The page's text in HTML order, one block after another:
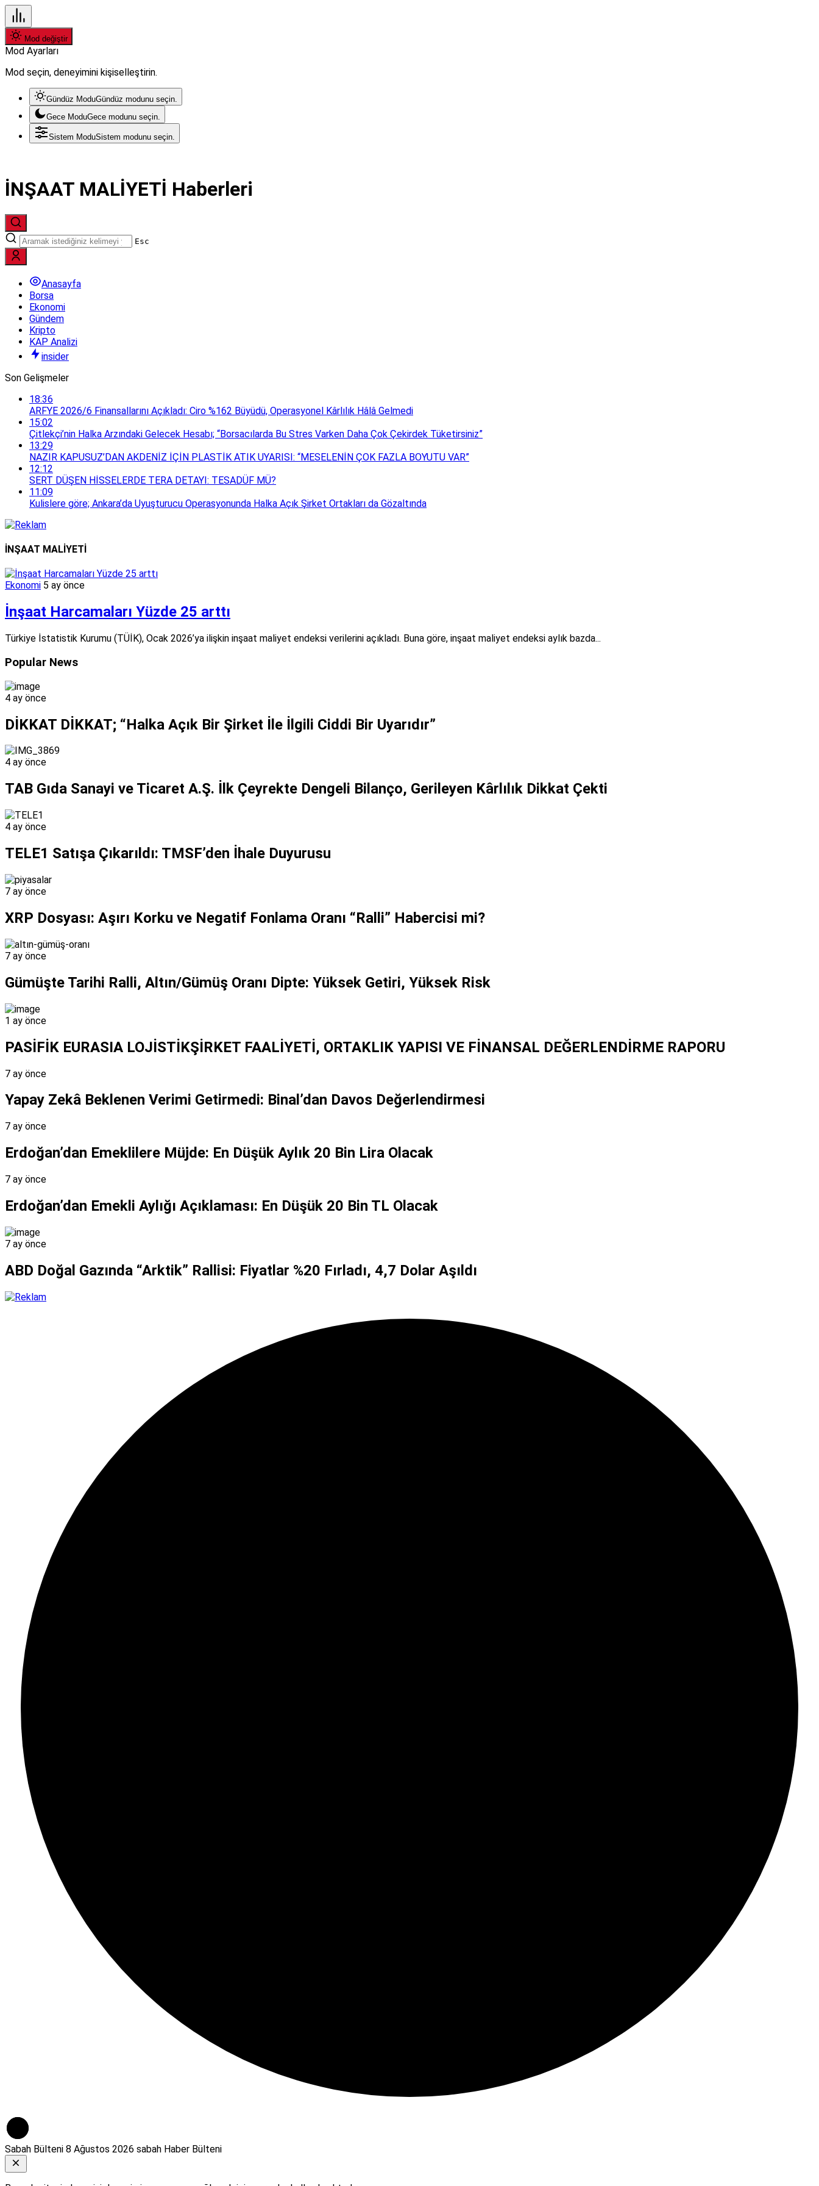
Mod değiştir
Mod Ayarları
Mod seçin, deneyimini kişiselleştirin.
Gündüz ModuGündüz modunu seçin.
Gece ModuGece modunu seçin.
Sistem ModuSistem modunu seçin.
İNŞAAT MALİYETİ Haberleri
Esc
Anasayfa
Borsa
Ekonomi
Gündem
Kripto
KAP Analizi
insider
Son Gelişmeler
18:36
ARFYE 2026/6 Finansallarını Açıkladı: Ciro %162 Büyüdü, Operasyonel Kârlılık Hâlâ Gelmedi
15:02
Çitlekçi’nin Halka Arzındaki Gelecek Hesabı; “Borsacılarda Bu Stres Varken Daha Çok Çekirdek Tüketirsiniz”
13:29
NAZIR KAPUSUZ’DAN AKDENİZ İÇİN PLASTİK ATIK UYARISI: “MESELENİN ÇOK FAZLA BOYUTU VAR”
12:12
SERT DÜŞEN HİSSELERDE TERA DETAYI: TESADÜF MÜ?
11:09
Kulislere göre; Ankara’da Uyuşturucu Operasyonunda Halka Açık Şirket Ortakları da Gözaltında
İNŞAAT MALİYETİ
Ekonomi 5 ay önce
İnşaat Harcamaları Yüzde 25 arttı
Türkiye İstatistik Kurumu (TÜİK), Ocak 2026’ya ilişkin inşaat maliyet endeksi verilerini açıkladı. Buna göre, inşaat maliyet endeksi aylık bazda...
Popular News
4 ay önce
DİKKAT DİKKAT; “Halka Açık Bir Şirket İle İlgili Ciddi Bir Uyarıdır”
4 ay önce
TAB Gıda Sanayi ve Ticaret A.Ş. İlk Çeyrekte Dengeli Bilanço, Gerileyen Kârlılık Dikkat Çekti
4 ay önce
TELE1 Satışa Çıkarıldı: TMSF’den İhale Duyurusu
7 ay önce
XRP Dosyası: Aşırı Korku ve Negatif Fonlama Oranı “Ralli” Habercisi mi?
7 ay önce
Gümüşte Tarihi Ralli, Altın/Gümüş Oranı Dipte: Yüksek Getiri, Yüksek Risk
1 ay önce
PASİFİK EURASIA LOJİSTİKŞİRKET FAALİYETİ, ORTAKLIK YAPISI VE FİNANSAL DEĞERLENDİRME RAPORU
7 ay önce
Yapay Zekâ Beklenen Verimi Getirmedi: Binal’dan Davos Değerlendirmesi
7 ay önce
Erdoğan’dan Emeklilere Müjde: En Düşük Aylık 20 Bin Lira Olacak
7 ay önce
Erdoğan’dan Emekli Aylığı Açıklaması: En Düşük 20 Bin TL Olacak
7 ay önce
ABD Doğal Gazında “Arktik” Rallisi: Fiyatlar %20 Fırladı, 4,7 Dolar Aşıldı
Sabah Bülteni 8 Ağustos 2026 sabah Haber Bülteni